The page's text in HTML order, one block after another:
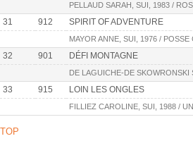
PELLAUD SARAH, SUI, 1983 /
31 912 SPIRIT OF ADVENTURE
MAYOR ANNE, SUI, 1976 /
32 901 DÉFI MONTAGNE
DE LAGUICHE-DE SKOWRONSKI
33 915 LOIN LES ONGLES
FILLIEZ CAROLINE, SUI, 1988 /
TOP